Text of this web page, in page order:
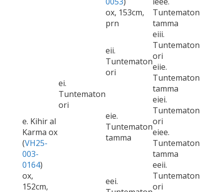
ox, 153cm,
prn
Tuntematon
tamma
e. Kihir al
Karma ox
(VH25-
003-
0164)
ox,
152cm,
ei.
Tuntematon
ori
eii.
Tuntematon
ori
eiii.
Tuntematon
ori
eiie.
Tuntematon
tamma
eie.
Tuntematon
tamma
eiei.
Tuntematon
ori
eiee.
Tuntematon
tamma
eei.
eeii.
Tuntematon
ori